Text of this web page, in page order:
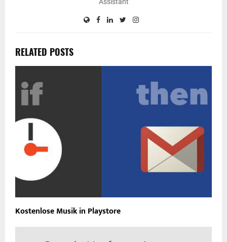
Assistant
RELATED POSTS
Kostenlose Musik in Playstore